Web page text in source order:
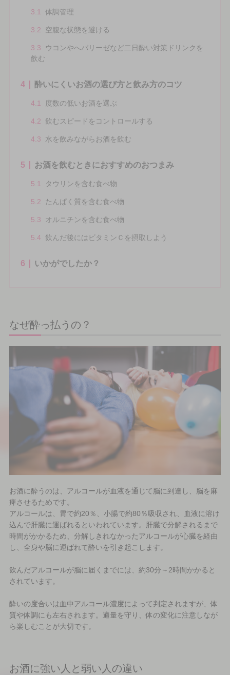
3.1 体調管理
3.2 空腹な状態を避ける
3.3
ウコンやへパリーゼなど二日酔い対策ドリンクを
飲む
4 酔いにくいお酒の選び方と飲み方のコツ
4.1 度数の低いお酒を選ぶ
4.2 飲むスピードをコントロールする
4.3 水を飲みながらお酒を飲む
5 お酒を飲むときにおすすめのおつまみ
5.1 タウリンを含む食べ物
5.2 たんぱく質を含む食べ物
5.3 オルニチンを含む食べ物
5.4 飲んだ後にはビタミンＣを摂取しよう
6 いかがでしたか？
なぜ酔っ払うの？
お酒に酔うのは、アルコールが血液を通じて脳に到達し、脳を麻
痺させるためです。
アルコールは、胃で約20％、小腸で約80％吸収され、血液に溶け
込んで肝臓に運ばれるといわれています。肝臓で分解されるまで
時間がかかるため、分解しきれなかったアルコールが心臓を経由
し、全身や脳に運ばれて酔いを引き起こします。
飲んだアルコールが脳に届くまでには、約30分～2時間かかると
されています。
酔いの度合いは血中アルコール濃度によって判定されますが、体
質や体調にも左右されます。適量を守り、体の変化に注意しなが
ら楽しむことが大切です。
お酒に強い人と弱い人の違い